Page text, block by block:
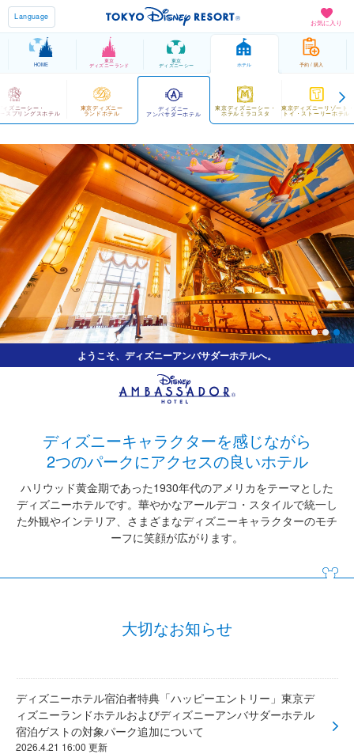
お気に入り
Language
HOME
東京
ディズニーランド
東京
ディズニーシー ホテル 予約 / 購入
ィズニーシー・
スプリングスホテル
東京ディズニー
ランドホテル
ディズニー
アンバサダーホテル
東京ディズニーシー・
ホテルミラコスタ
東京ディズニーリゾート・
トイ・ストーリーホテル
ようこそ、ディズニーアンバサダーホテルへ。
ディズニーキャラクターを感じながら
2つのパークにアクセスの良いホテル
ハリウッド黄金期であった1930年代のアメリカをテーマとした
ディズニーホテルです。 華やかなアールデコ・スタイルで統一し
た外観やインテリア、さまざまなディズニーキャラクターのモチ
ーフに笑顔が広がります。
大切なお知らせ
ディズニーホテル宿泊者特典「ハッピーエントリー」東京デ
ィズニーランドホテルおよびディズニーアンバサダーホテル
宿泊ゲストの対象パーク追加について
2026.4.21 16:00 更新